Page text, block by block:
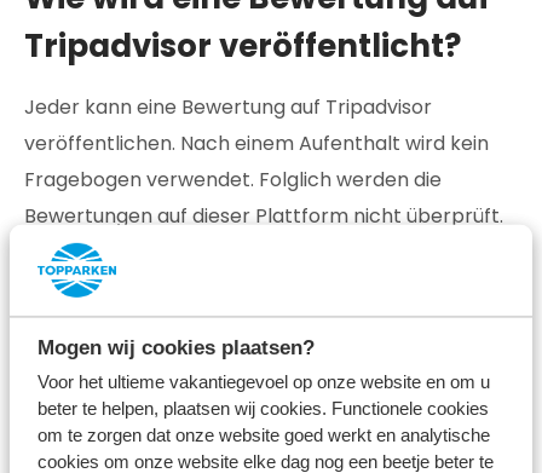
Mogen wij cookies plaatsen?
Voor het ultieme vakantiegevoel op onze website en om u
beter te helpen, plaatsen wij cookies. Functionele cookies
om te zorgen dat onze website goed werkt en analytische
cookies om onze website elke dag nog een beetje beter te
Tripadvisor veröffentlicht?
Jeder kann eine Bewertung auf Tripadvisor
veröffentlichen. Nach einem Aufenthalt wird kein
Fragebogen verwendet. Folglich werden die
Bewertungen auf dieser Plattform nicht überprüft.
Man muss nur seinen Namen, die Reisegruppe und
den Reisezeitraum angeben und eine
Punktbewertung abgeben. Dann muss man warten,
bis man eine Benachrichtigung von Tripadvisor
erhält, mit der man seine Bewertung bestätigen
kann.